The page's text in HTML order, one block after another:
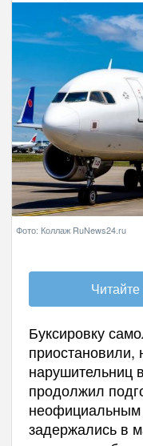
Фото: Коллаж RuNews24.ru
Буксировку
приостановили,
нарушительниц
продолжил
задержались в